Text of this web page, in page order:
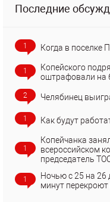
Последние
1 Когда в поселке
1
Копейского
оштрафовали на
2 Челябинец
1 Как будут
1
Копейчанка
всероссийском
председатель
1
Ночью с 25 на 26
минут